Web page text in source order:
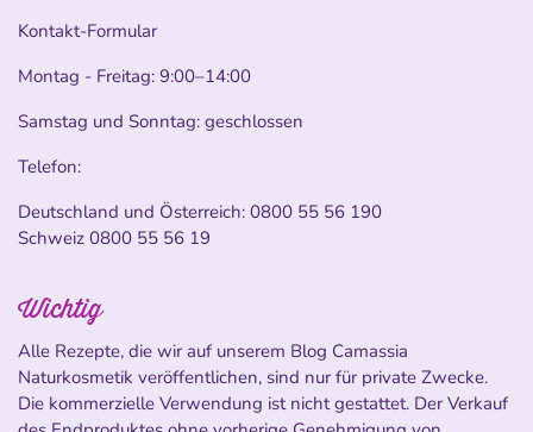
Kontakt-Formular
Montag - Freitag: 9:00–14:00
Samstag und Sonntag: geschlossen
Telefon:
Deutschland und Österreich: 0800 55 56 190
Schweiz 0800 55 56 19
Wichtig
Alle Rezepte, die wir auf unserem Blog Camassia
Naturkosmetik veröffentlichen, sind nur für private Zwecke.
Die kommerzielle Verwendung ist nicht gestattet. Der Verkauf